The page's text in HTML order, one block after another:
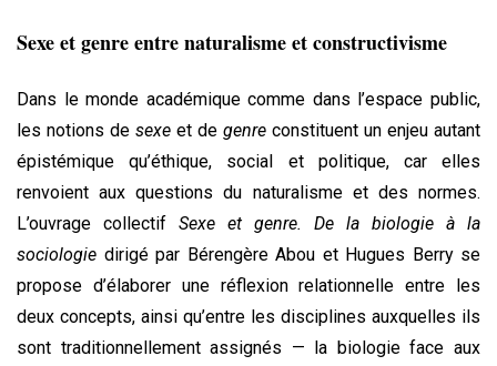
Sexe et genre entre naturalisme et constructivisme
Dans le monde académique comme dans l’espace public,
les notions de sexe et de genre constituent un enjeu autant
épistémique qu’éthique, social et politique, car elles
renvoient aux questions du naturalisme et des normes.
L’ouvrage collectif Sexe et genre. De la biologie à la
sociologie dirigé par Bérengère Abou et Hugues Berry se
propose d’élaborer une réflexion relationnelle entre les
deux concepts, ainsi qu’entre les disciplines auxquelles ils
sont traditionnellement assignés — la biologie face aux